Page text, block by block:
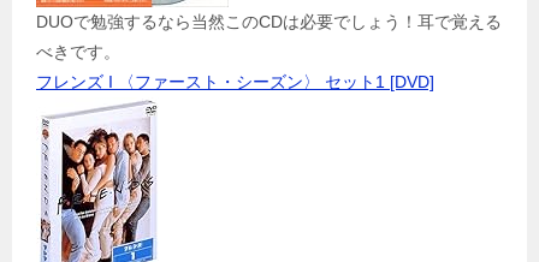
DUOで勉強するなら当然このCDは必要でしょう！耳で覚える
べきです。
フレンズ I 〈ファースト・シーズン〉 セット1 [DVD]